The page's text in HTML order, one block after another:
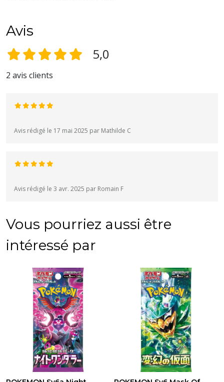
Avis
5,0
2 avis clients
Avis rédigé le 17 mai 2025 par Mathilde C
Avis rédigé le 3 avr. 2025 par Romain F
Vous pourriez aussi être
intéressé par